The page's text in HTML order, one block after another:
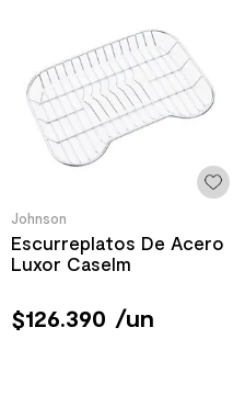
Johnson
Escurreplatos De Acero
Luxor Caselm
$126.390 /un